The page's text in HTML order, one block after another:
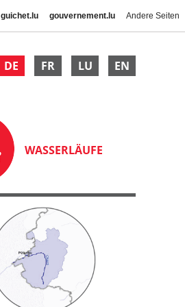
guichet.lu gouvernement.lu Andere Seiten
DE FR LU EN
WASSERLÄUFE